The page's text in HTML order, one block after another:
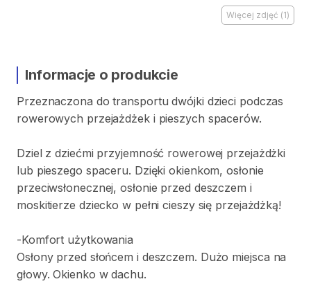
Więcej zdjęć (1)
Informacje o produkcie
Przeznaczona do transportu dwójki dzieci podczas
rowerowych przejażdżek i pieszych spacerów.
Dziel z dziećmi przyjemność rowerowej przejażdżki
lub pieszego spaceru. Dzięki okienkom​,​ osłonie
przeciwsłonecznej​,​ osłonie przed deszczem i
moskitierze dziecko w pełni cieszy się przejażdżką!
-Komfort użytkowania
Osłony przed słońcem i deszczem. Dużo miejsca na
głowy. Okienko w dachu.